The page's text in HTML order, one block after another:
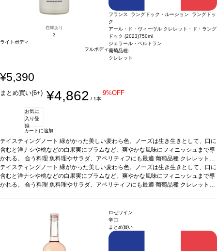
在庫あり
3
ライトボディ
フルボディ
フランス ラングドック・ルーション ラングドッ
ク
アール・ド・ヴィーヴル クレレット・ド・ラング
ドック (2023)750ml
ジェラール・ベルトラン
葡萄品種:
クレレット
¥5,390
まとめ買い(6+) ¥4,862 / 1本
9%OFF
お気に
入り登
録
カートに追加
テイスティングノート 緑がかった美しい麦わら色。ノーズは生き生きとして、口に
含むと洋ナシや桃などの白果実にプラムなど、爽やかな風味にフィニッシュまで導
かれる。 合う料理 魚料理やサラダ、アペリティフにも最適 葡萄品種 クレレット・
ダディサン (ローマ時代から知られている品種で、地中海の気候に非常に適してい
る) 南フランス原産のブドウ品種（クレレット・ダディサン）へ敬意を払って造ら
れたワイン。環境に配慮した、自然の材料から造られたテラコッタボトル。*本ヴ
テイスティングノート 緑がかった美しい麦わら色。ノーズは生き生きとして、口に
含むと洋ナシや桃などの白果実にプラムなど、爽やかな風味にフィニッシュまで導
かれる。 合う料理 魚料理やサラダ、アペリティフにも最適 葡萄品種 クレレット・
れたワイン。環境に配慮した、自然の材料から造られたテラコッタボトル。
ィンテージが在庫切れの場合、在庫があり価格が同様の場合は自動的に次のヴィン
テージに変更されます、ご了承ください。
ロゼワイン
辛口
まとめ買い